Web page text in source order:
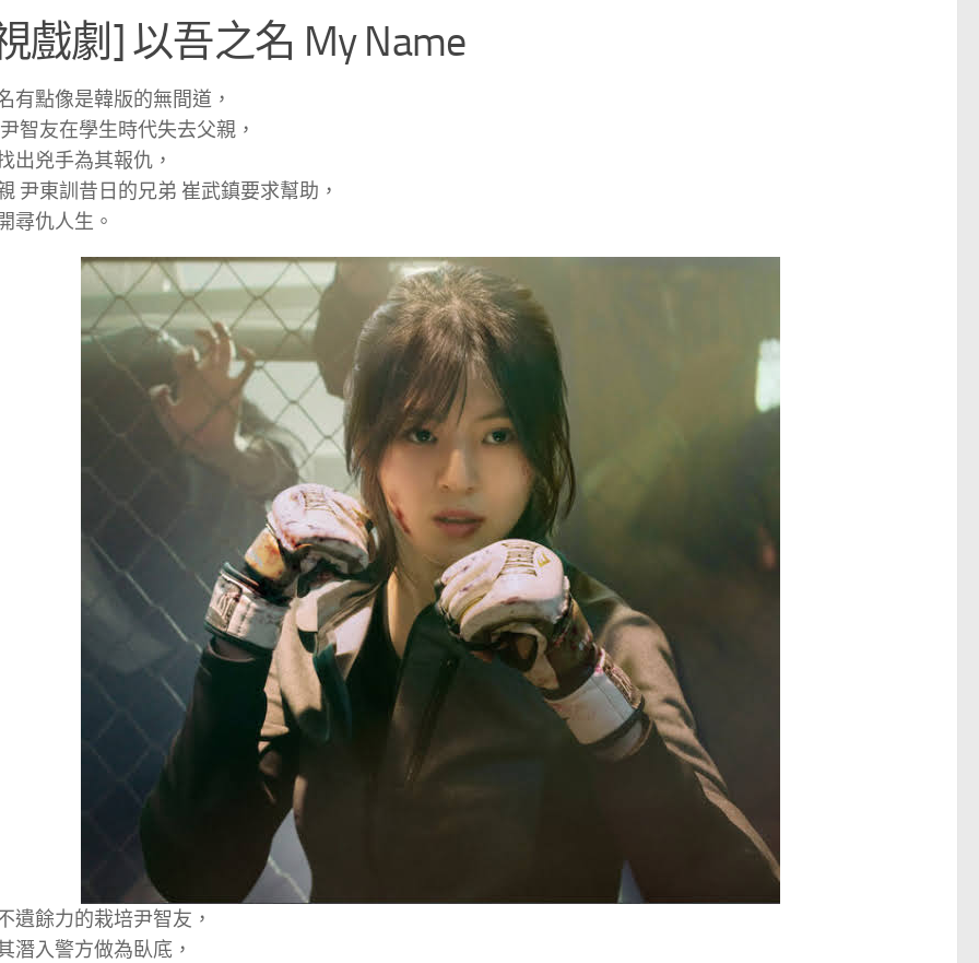
戲劇] 以吾之名 My Name
有點像是韓版的無間道，
智友在學生時代失去父親，
出兇手為其報仇，
尹東訓昔日的兄弟 崔武鎮要求幫助，
尋仇人生。
遺餘力的栽培尹智友，
潛入警方做為臥底，